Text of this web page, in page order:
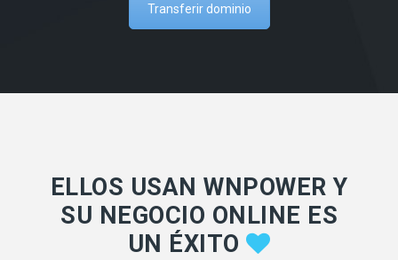
Transferir dominio
ELLOS USAN WNPOWER Y
SU NEGOCIO ONLINE ES
UN ÉXITO